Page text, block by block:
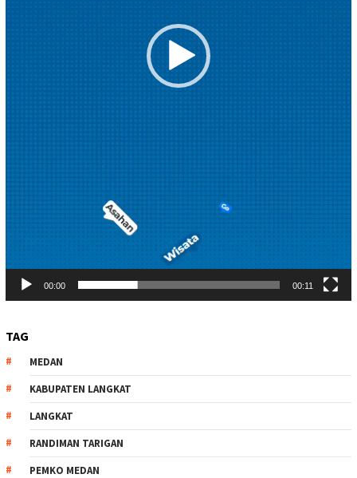
00:00 00:11
TAG
MEDAN
KABUPATEN LANGKAT
LANGKAT
RANDIMAN TARIGAN
PEMKO MEDAN